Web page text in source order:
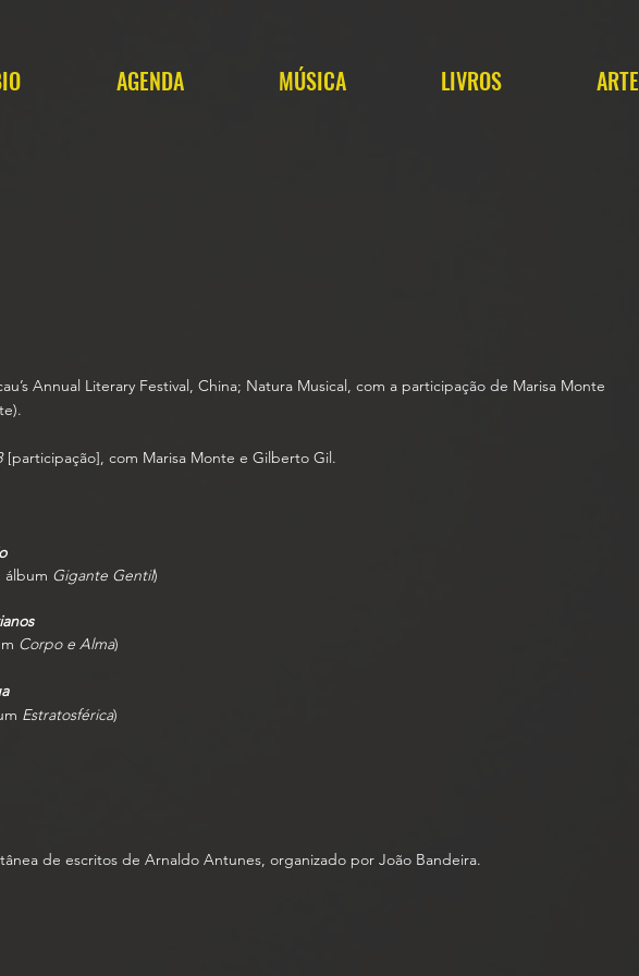
AGENDA MÚSICA LIVROS ARTE
Annual Literary Festival, China; Natura Musical, com a participação de Marisa Monte
[participação], com Marisa Monte e Gilberto Gil.
álbum Gigante Gentil)
Corpo e Alma)
Estratosférica)
de escritos de Arnaldo Antunes, organizado por João Bandeira.